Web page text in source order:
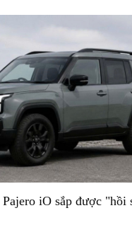
iO sắp được "hồi
SUV địa hình hoàn